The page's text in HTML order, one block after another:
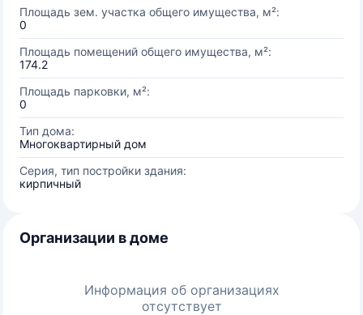
Площадь зем. участка общего имущества, м²:
0
Площадь помещений общего имущества, м²:
174.2
Площадь парковки, м²:
0
Тип дома:
Многоквартирный дом
Серия, тип постройки здания:
кирпичный
Организации в доме
Информация об организациях
отсутствует